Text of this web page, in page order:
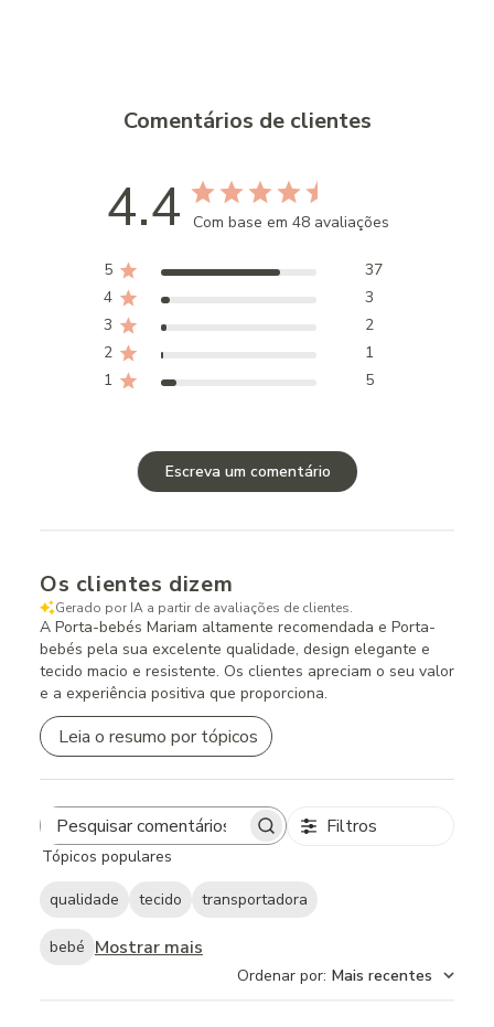
Comentários de clientes
4.4 Com base em 48 avaliações
5
37
4
3
3
2
2
1
1
5
Escreva um comentário
Os clientes dizem
Gerado por IA a partir de avaliações de clientes.
A Porta-bebés Mariam altamente recomendada e Porta-
bebés pela sua excelente qualidade, design elegante e
tecido macio e resistente. Os clientes apreciam o seu valor
e a experiência positiva que proporciona.
Leia o resumo por tópicos
Search
reviews
Filtros
Tópicos populares
qualidade tecido transportadora
bebé Mostrar mais
Ordenar por: Mais recentes